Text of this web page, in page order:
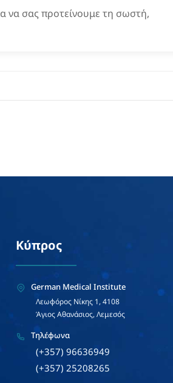
να σας προτείνουμε τη σωστή,
Κύπρος
German Medical Institute
Λεωφόρος Νίκης 1, 4108
Άγιος Αθανάσιος, Λεμεσός
Τηλέφωνα
(+357) 96636949
(+357) 25208265